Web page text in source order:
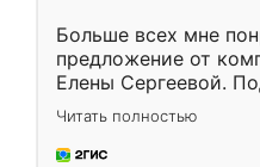
Больше всех мне
предложение от
Елены Сергеевой.
короткие сроки
для замера
предложил по моему
Читать полностью